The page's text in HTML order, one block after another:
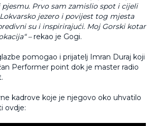
Prvo sam zamislio spot i cijeli
jezero i povijest tog mjesta
su i inspirirajući. Moj Gorski kotar
–rekao je Gogi.
pomogao i prijatelj Imran Duraj koji
Performer point dok je master radio
kadrove koje je njegovo oko uhvatilo
ovdje: